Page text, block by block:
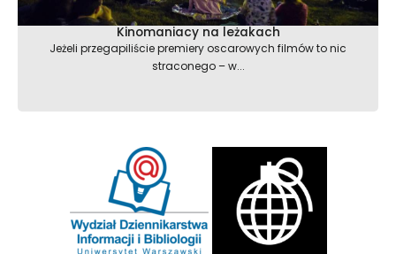
Kinomaniacy na leżakach
Jeżeli przegapiliście premiery oscarowych filmów to nic
straconego – w...